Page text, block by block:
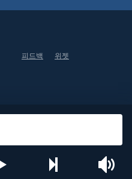
피드백 위젯